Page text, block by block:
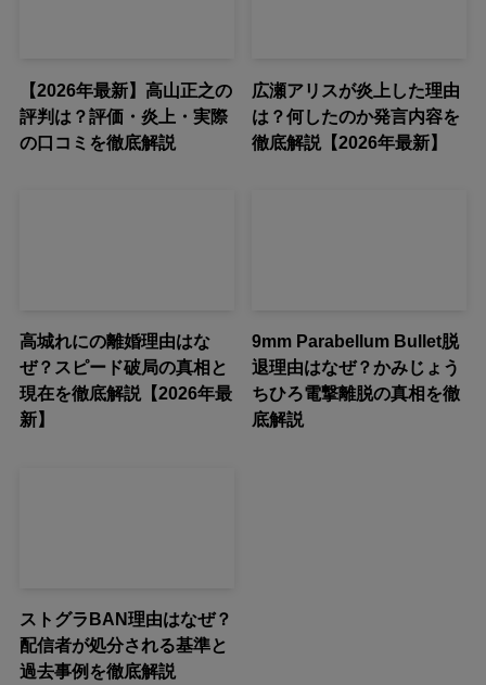
【2026年最新】高山正之の
評判は？評価・炎上・実際
の口コミを徹底解説
広瀬アリスが炎上した理由
は？何したのか発言内容を
徹底解説【2026年最新】
高城れにの離婚理由はな
ぜ？スピード破局の真相と
現在を徹底解説【2026年最
新】
9mm Parabellum Bullet脱
退理由はなぜ？かみじょう
ちひろ電撃離脱の真相を徹
底解説
ストグラBAN理由はなぜ？
配信者が処分される基準と
過去事例を徹底解説